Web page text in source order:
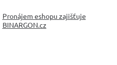
Pronájem eshopu zajišťuje
BINARGON.cz